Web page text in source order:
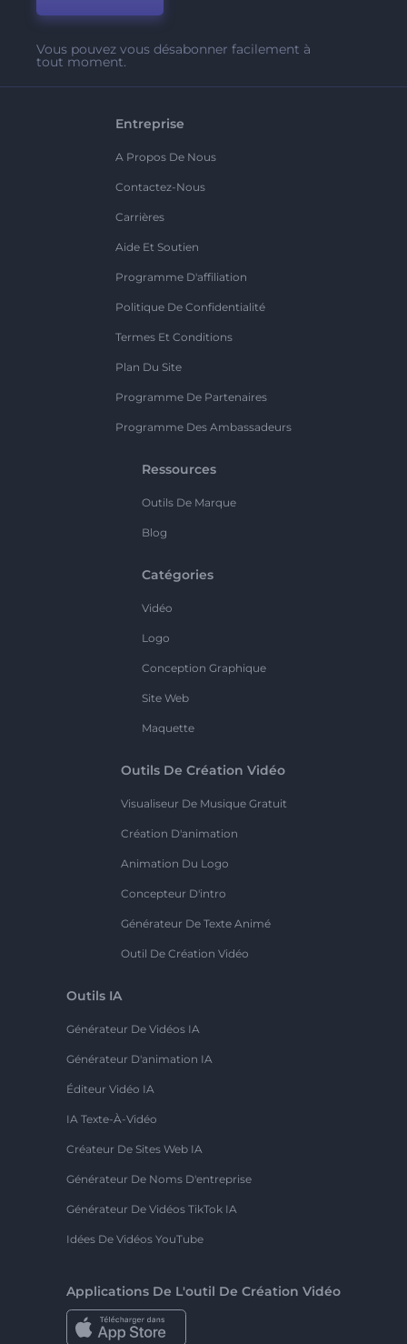
Vous pouvez vous désabonner facilement à
tout moment.
Entreprise
A Propos De Nous
Contactez-Nous
Carrières
Aide Et Soutien
Programme D'affiliation
Politique De Confidentialité
Termes Et Conditions
Plan Du Site
Programme De Partenaires
Programme Des Ambassadeurs
Ressources
Outils De Marque
Blog
Catégories
Vidéo
Logo
Conception Graphique
Site Web
Maquette
Outils De Création Vidéo
Visualiseur De Musique Gratuit
Création D'animation
Animation Du Logo
Concepteur D'intro
Générateur De Texte Animé
Outil De Création Vidéo
Outils IA
Générateur De Vidéos IA
Générateur D'animation IA
Éditeur Vidéo IA
IA Texte-À-Vidéo
Créateur De Sites Web IA
Générateur De Noms D'entreprise
Générateur De Vidéos TikTok IA
Idées De Vidéos YouTube
Applications De L'outil De Création Vidéo